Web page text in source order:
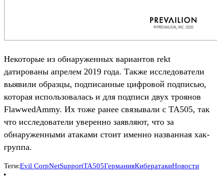
Некоторые из обнаруженных вариантов rekt
датированы апрелем 2019 года. Также исследователи
выявили образцы, подписанные цифровой подписью,
которая использовалась и для подписи двух троянов
FlawwedAmmy. Их тоже ранее связывали с TA505, так
что исследователи уверенно заявляют, что за
обнаруженными атаками стоит именно названная хак-
группа.
Теги:Evil CorpNetSupportTA505ГерманияКибератакиНовости